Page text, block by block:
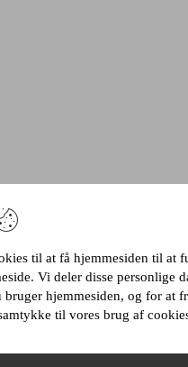
til at få hjemmesiden til at
Vi deler disse personlige
hjemmesiden, og for at
til vores brug af